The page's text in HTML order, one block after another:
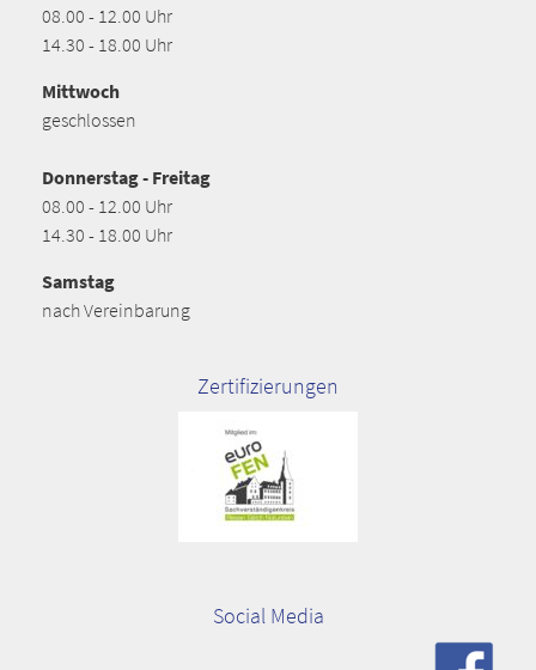
08.00 - 12.00 Uhr
14.30 - 18.00 Uhr
Mittwoch
geschlossen
Donnerstag - Freitag
08.00 - 12.00 Uhr
14.30 - 18.00 Uhr
Samstag
nach Vereinbarung
Zertifizierungen
Social Media